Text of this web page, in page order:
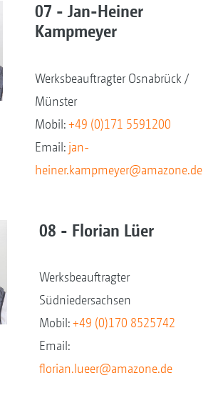
07 - Jan-Heiner
Kampmeyer
Werksbeauftragter Osnabrück /
Münster
Mobil:+49 (0)171 5591200
Email: jan-
heiner.kampmeyer@amazone.de
08 - Florian Lüer
Werksbeauftragter
Südniedersachsen
Mobil:+49 (0)170 8525742
Email:
florian.lueer@amazone.de